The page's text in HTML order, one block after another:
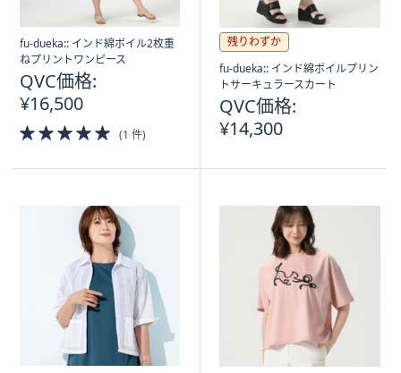
fu-dueka:: インド綿ボイル2枚重
ねプリントワンピース
QVC価格:
¥16,500
5.0
of
(1 件)
残りわずか
fu-dueka:: インド綿ボイルプリン
トサーキュラースカート
QVC価格:
¥14,300